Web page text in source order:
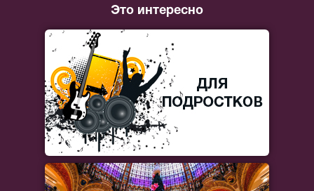
Это интересно